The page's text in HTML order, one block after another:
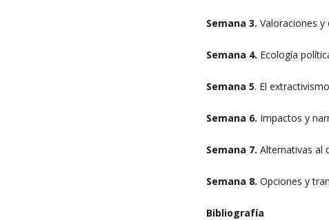
Semana 3. Valoraciones
Semana 4. Ecología
Semana 5. El
Semana 6. Impactos y
Semana 7. Alternativas al
Semana 8. Opciones y
Bibliografía